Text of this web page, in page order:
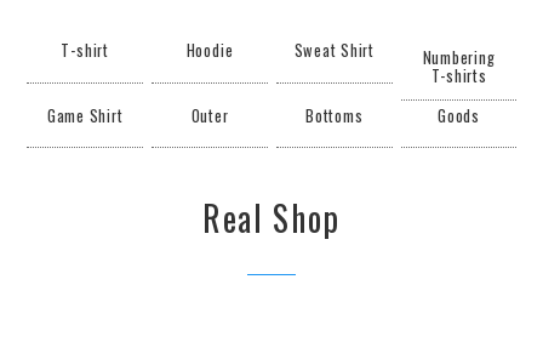
T-shirt Hoodie Sweat Shirt Numbering
T-shirts
Game Shirt
Outer Bottoms Goods
Real Shop